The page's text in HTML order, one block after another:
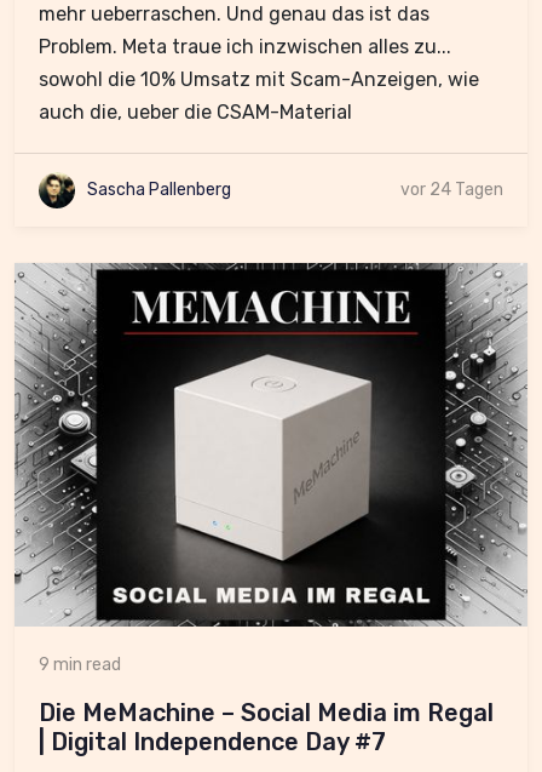
mehr ueberraschen. Und genau das ist das
Problem. Meta traue ich inzwischen alles zu...
sowohl die 10% Umsatz mit Scam-Anzeigen, wie
auch die, ueber die CSAM-Material
Sascha Pallenberg vor 24 Tagen
9 min read
Die MeMachine – Social Media im Regal
| Digital Independence Day #7